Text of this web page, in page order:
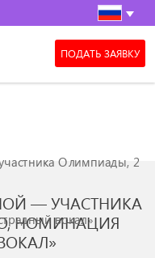
ПОДАТЬ ЗАЯВКУ
Олимпиады, 2
вокал»
— УЧАСТНИКА
НОМИНАЦИЯ